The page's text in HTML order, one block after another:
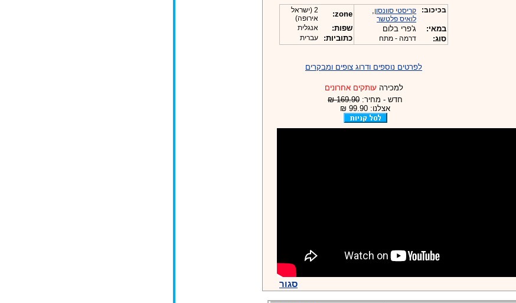
בכיכוב: קריסטי סוונסון,
לואיס פלטשר
במאי:
ג'פרי בלום
סוג:
דרמה - מתח
zone:
2 (ישראל
אירופה)
שפות: אנגלית
כתוביות: עברית
לפרטים נוספים ודרוג צופים ומבקרים
למכירה עותקים אחרונים
חדש - מחיר: 169.90 ₪
אצלנו: 99.90 ₪
סגור